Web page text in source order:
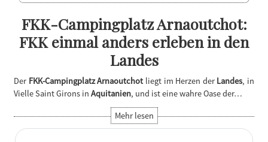
FKK-Campingplatz Arnaoutchot:
FKK einmal anders erleben in den
Landes
Der FKK-Campingplatz Arnaoutchotliegt im Herzen der Landes, in
Vielle Saint Girons in Aquitanien, und ist eine wahre Oase der…